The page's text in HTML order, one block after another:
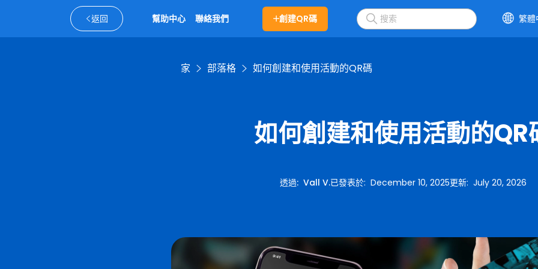
返回 幫助中心 聯絡我們 創建QR碼 繁體
家 部落格 如何創建和使用活動的QR碼
如何創建和使用活動的QR
透過:Vall V.已發表於:December 10, 2025更新:July 20, 2026